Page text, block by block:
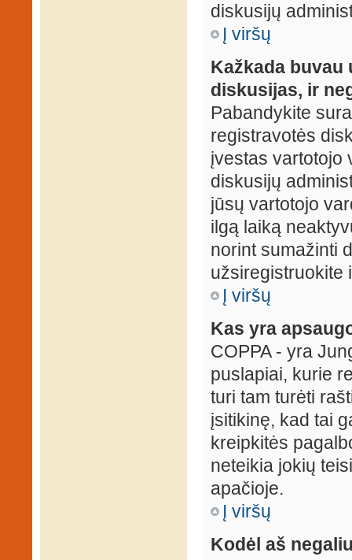
diskusijų
Į viršų
Kažkada buvau
diskusijas, ir
Pabandykite
registravotės
įvestas vartotojo
diskusijų
jūsų vartotojo
ilgą laiką
norint sumažinti
užsiregistruokite
Į viršų
Kas yra
COPPA - yra
puslapiai, kurie
turi tam turėti
įsitikinę, kad tai
kreipkitės
neteikia jokių
apačioje.
Į viršų
Kodėl aš